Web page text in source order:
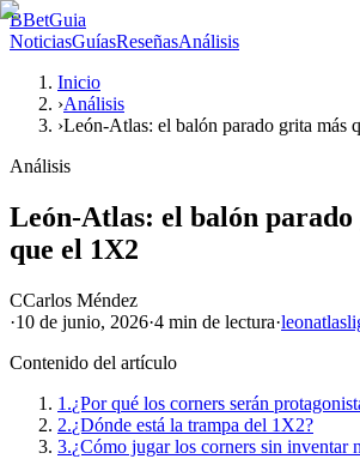
BBetGuia
NoticiasGuíasReseñasAnálisis
Inicio
›Análisis
›León-Atlas: el balón parado grita más
Análisis
León-Atlas: el balón
que el 1X2
CCarlos Méndez
·10 de junio, 2026·4 min de lectura·leonatlas
Contenido del artículo
1.¿Por qué los corners serán
2.¿Dónde está la trampa del 1X2?
3.¿Cómo jugar los corners sin inventar